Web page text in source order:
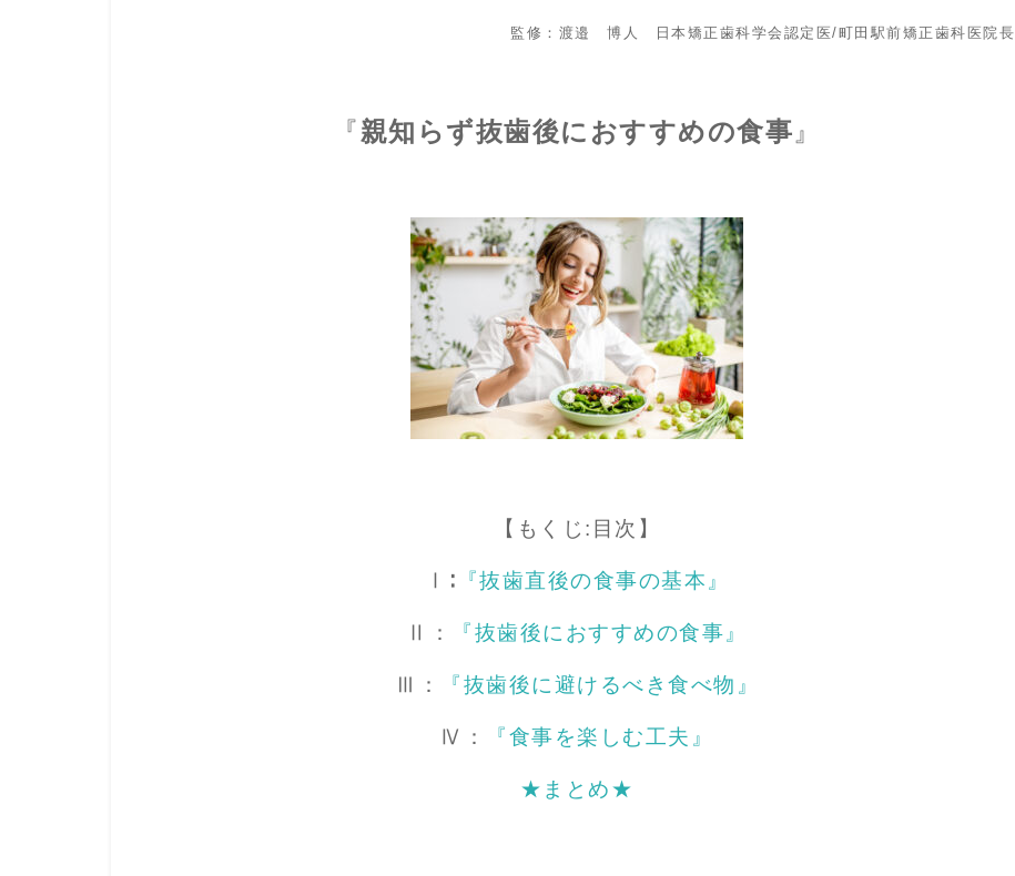
監修：渡邉 博人 日本矯正歯科学会認定医/町田駅前矯正歯科医院長
『親知らず抜歯後に おすすめの食事 』
【もくじ:目次】
Ⅰ∶ 『抜歯直後の食事の基本』
Ⅱ： 『抜歯後におすすめの食事』
Ⅲ： 『抜歯後に避けるべき食べ物』
Ⅳ： 『食事を楽しむ工夫』
★まとめ★